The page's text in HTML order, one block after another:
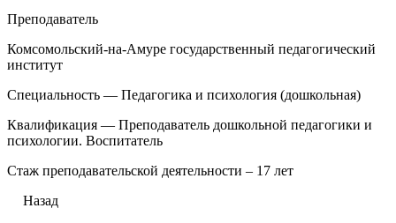
Преподаватель
Комсомольский-на-Амуре государственный педагогический
институт
Специальность — Педагогика и психология (дошкольная)
Квалификация — Преподаватель дошкольной педагогики и
психологии. Воспитатель
Стаж преподавательской деятельности – 17 лет
Назад